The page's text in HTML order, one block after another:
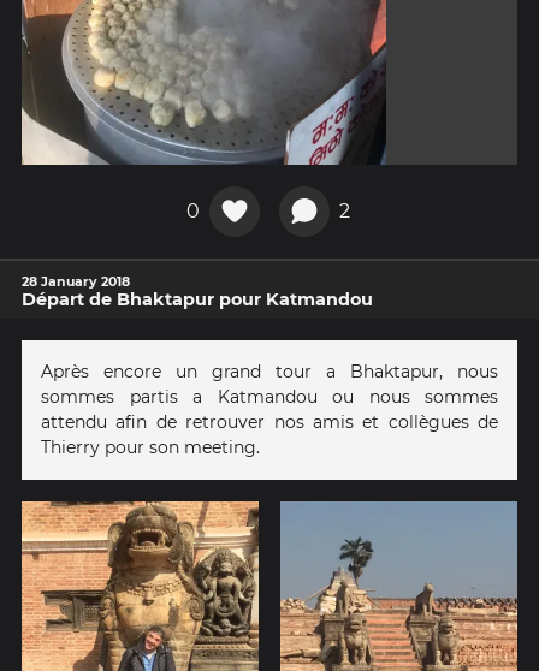
0 2
28 January 2018
Départ de Bhaktapur pour Katmandou
Après encore un grand tour a Bhaktapur, nous
sommes partis a Katmandou ou nous sommes
attendu afin de retrouver nos amis et collègues de
Thierry pour son meeting.